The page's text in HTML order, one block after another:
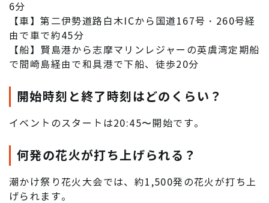
6分
【車】第二伊勢道路白木ICから国道167号・260号経
由で車で約45分
【船】賢島港から志摩マリンレジャーの英虞湾定期船
で間崎島経由で和具港で下船、徒歩20分
開始時刻と終了時刻はどのくらい？
イベントのスタートは20:45〜開始です。
何発の花火が打ち上げられる？
潮かけ祭り花火大会では、約1,500発の花火が打ち上
げられます。